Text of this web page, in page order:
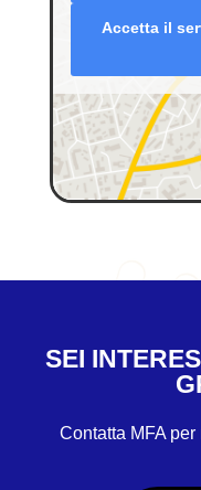
Accetta il
SEI
Contatta MFA